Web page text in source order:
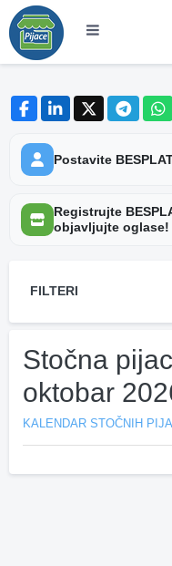
Postavite
Registrujte
objavljujte oglase!
FILTERI
Stočna
oktobar
KALENDAR STOČNIH